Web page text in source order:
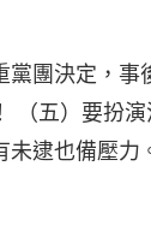
黨團決定，
（五）要扮
逮也備壓力